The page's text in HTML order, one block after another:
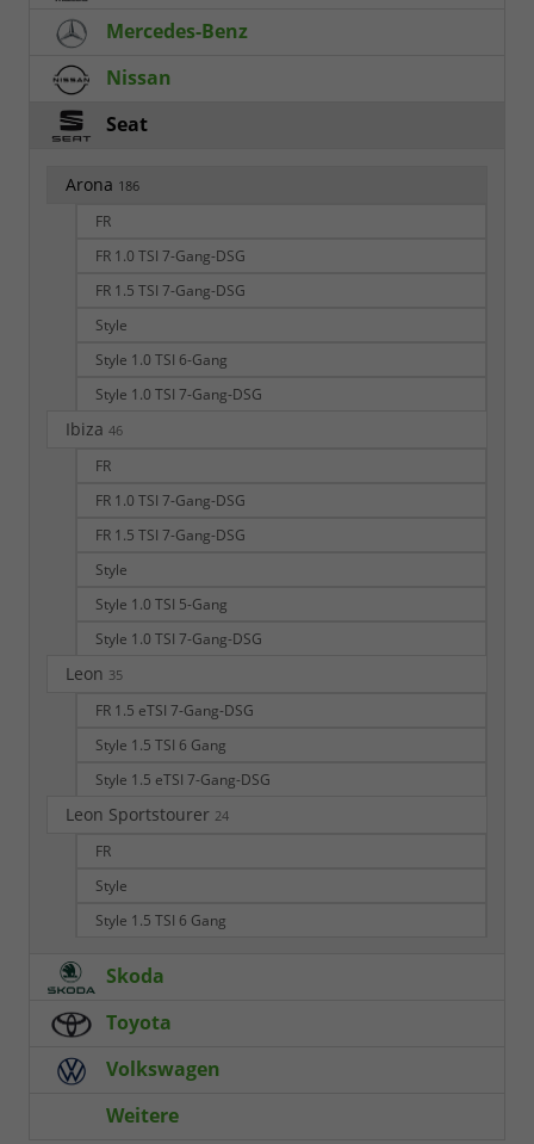
Mercedes-Benz
Nissan
Seat
Arona 186
FR
FR 1.0 TSI 7-Gang-DSG
FR 1.5 TSI 7-Gang-DSG
Style
Style 1.0 TSI 6-Gang
Style 1.0 TSI 7-Gang-DSG
Ibiza 46
FR
FR 1.0 TSI 7-Gang-DSG
FR 1.5 TSI 7-Gang-DSG
Style
Style 1.0 TSI 5-Gang
Style 1.0 TSI 7-Gang-DSG
Leon 35
FR 1.5 eTSI 7-Gang-DSG
Style 1.5 TSI 6 Gang
Style 1.5 eTSI 7-Gang-DSG
Leon Sportstourer 24
FR
Style
Style 1.5 TSI 6 Gang
Skoda
Toyota
Volkswagen
Weitere